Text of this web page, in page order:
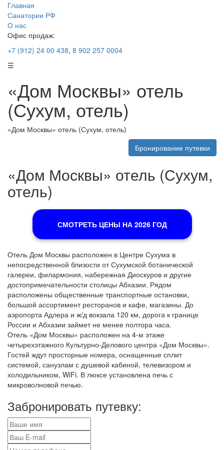
Главная
Санатории РФ
О нас
Офис продаж:
+7 (912) 24 00 438, 8 902 257 0004
☰
«Дом Москвы» отель
(Сухум, отель)
«Дом Москвы» отель (Сухум, отель)
Бронирование путевки
«Дом Москвы» отель (Сухум,
отель)
СМОТРЕТЬ ЦЕНЫ НА 2026 ГОД
Отель Дом Москвы расположен в Центре Сухума в
непосредственной близости от Сухумской ботанической
галереи, филармония, набережная Диоскуров и другие
достопримечательности столицы Абхазии. Рядом
расположены общественные транспортные остановки,
большой ассортимент ресторанов и кафе, магазины. До
аэропорта Адлера и ж/д вокзала 120 км, дорога к границе
России и Абхазии займет не менее полтора часа.
Отель «Дом Москвы» расположен на 4-м этаже
четырехэтажного Культурно-Делового центра «Дом Москвы».
Гостей ждут просторные номера, оснащенные сплит
системой, санузлам с душевой кабиной, телевизором и
холодильником, WiFi. В люксе установлена печь с
микроволновой печью.
Забронировать путевку: